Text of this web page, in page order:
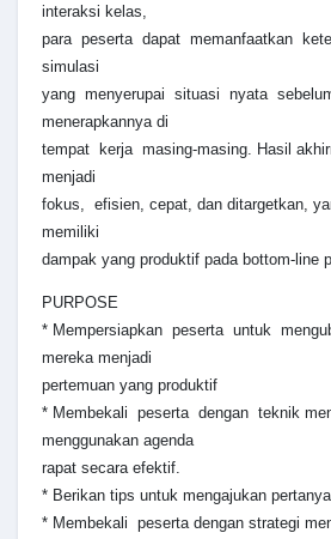
interaksi kelas,
para peserta dapat memanfaatkan
simulasi
yang menyerupai situasi nyata
menerapkannya di
tempat kerja masing-masing. Hasil
menjadi
fokus, efisien, cepat, dan ditargetkan,
memiliki
dampak yang produktif pada bottom-line
PURPOSE
* Mempersiapkan peserta untuk
mereka menjadi
pertemuan yang produktif
* Membekali peserta dengan teknik
menggunakan agenda
rapat secara efektif.
* Berikan tips untuk mengajukan
* Membekali peserta dengan strategi